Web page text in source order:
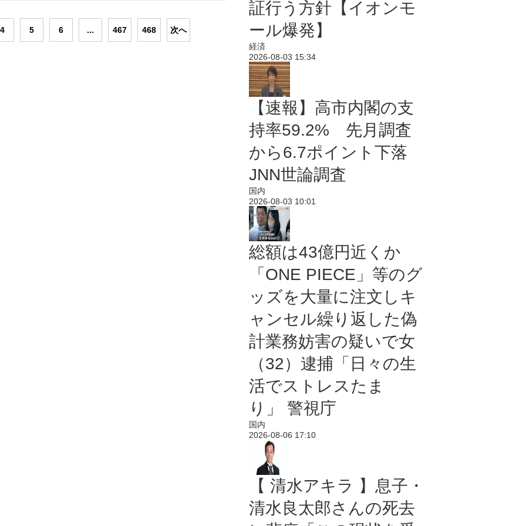
4 5 6 ... 467 468 次へ
証行う方針【イオンモ
ール爆発】
経済
2026-08-03 15:34
【速報】高市内閣の支
持率59.2% 先月調査
から6.7ポイント下落
JNN世論調査
国内
2026-08-03 10:01
総額は43億円近くか
「ONE PIECE」等のグ
ッズを大量に注文しキ
ャンセル繰り返した偽
計業務妨害の疑いで女
（32）逮捕「日々の生
活でストレスたま
り」 警視庁
国内
2026-08-06 17:10
【 清水アキラ 】息子・
清水良太郎さんの死去